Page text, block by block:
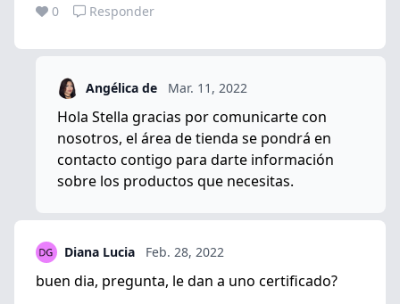
0 Responder
Angélica de Mar. 11, 2022
Hola Stella gracias por comunicarte con
nosotros, el área de tienda se pondrá en
contacto contigo para darte información
sobre los productos que necesitas.
Diana Lucia Feb. 28, 2022
buen dia, pregunta, le dan a uno certificado?